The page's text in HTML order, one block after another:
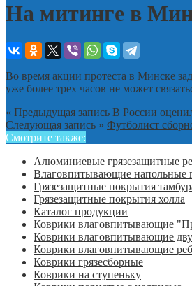
На митинге в
Во время акции протеста в Минске
уже более трех часов не может
« Предыдущая запись В России
Следующая запись » Футболист
Смотрите также:
Алюминиевые грязезащитные
Влаговпитывающие напольные
Грязезащитные покрытия
Грязезащитные покрытия холла
Каталог продукции
Коврики влаговпитывающие
Коврики влаговпитывающие
Коврики влаговпитывающие
Коврики грязесборные
Коврики на ступеньку